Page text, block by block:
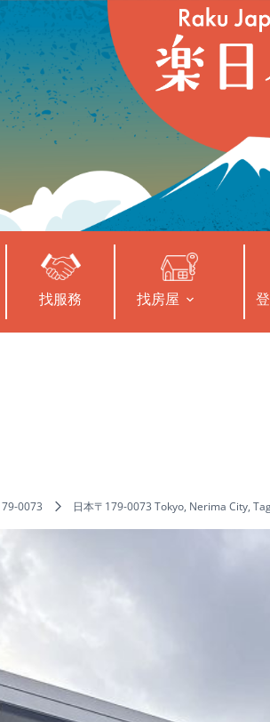
找服務 找房屋
0073 日本〒179-0073 Tokyo, Nerima City,